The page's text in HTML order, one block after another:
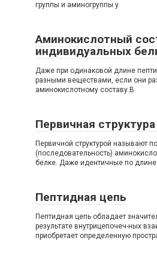
группы и аминогруппы у
Аминокислотный
индивидуальных
Даже при одинаковой длине
разными веществами, если они
аминокислотному составу.В
Первичная
Первичной структурой называют
(последовательность)
белке. Даже идентичные по длине
Пептидная цепь
Пептидная цепь обладает
результате внутрицепочеч-ных
приобретает определенную